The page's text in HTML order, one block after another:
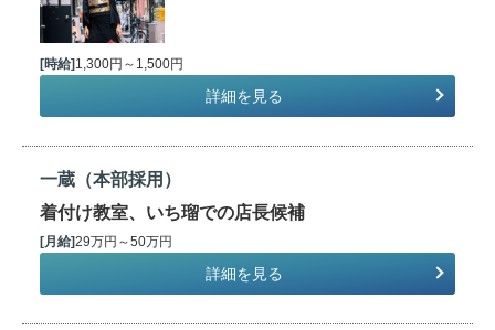
[時給] 1,300円～1,500円
詳細を見る
一蔵（本部採用）
着付け教室、いち瑠での店長候補
[月給]29万円～50万円
詳細を見る